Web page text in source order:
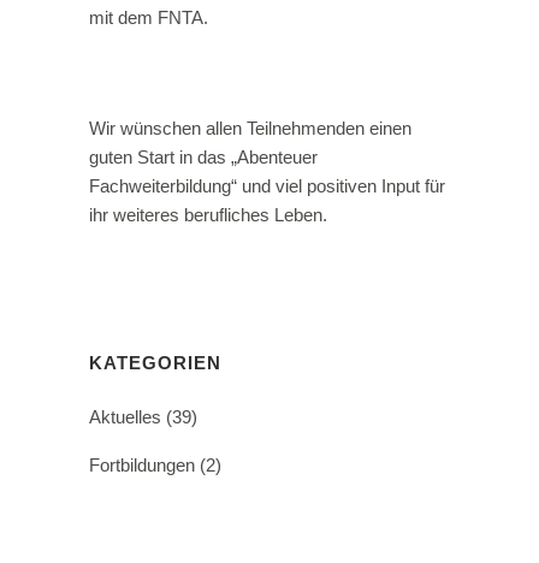
mit dem FNTA.
Wir wünschen allen Teilnehmenden einen
guten Start in das „Abenteuer
Fachweiterbildung“ und viel positiven Input für
ihr weiteres berufliches Leben.
KATEGORIEN
Aktuelles (39)
Fortbildungen (2)